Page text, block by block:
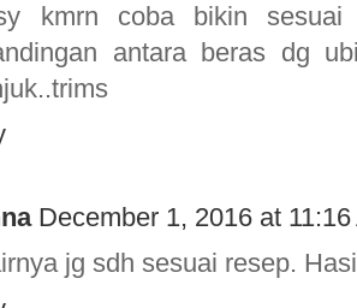
kmrn coba bikin sesuai
antara beras dg
December 1, 2016 at 11:16
jg sdh sesuai resep.